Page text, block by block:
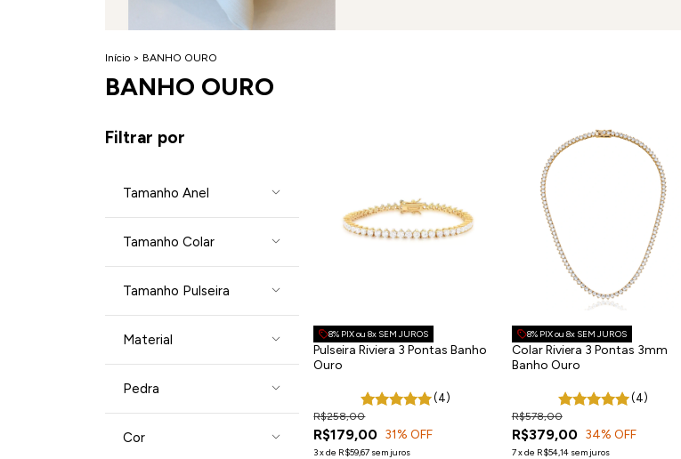
Início > BANHO OURO
BANHO OURO
Filtrar por
Tamanho Anel
Tamanho Colar
Tamanho Pulseira
Material
Pedra
Cor
8% PIX ou 8x SEM JUROS
Pulseira Riviera 3 Pontas Banho
Ouro
(4)
R$179,00
R$258,00
31% OFF
3xde R$59,67 sem juros
8% PIX ou 8x SEM JUROS
Colar Riviera 3 Pontas 3mm
Banho Ouro
(4)
R$379,00
R$578,00
34% OFF
7xde R$54,14 sem juros